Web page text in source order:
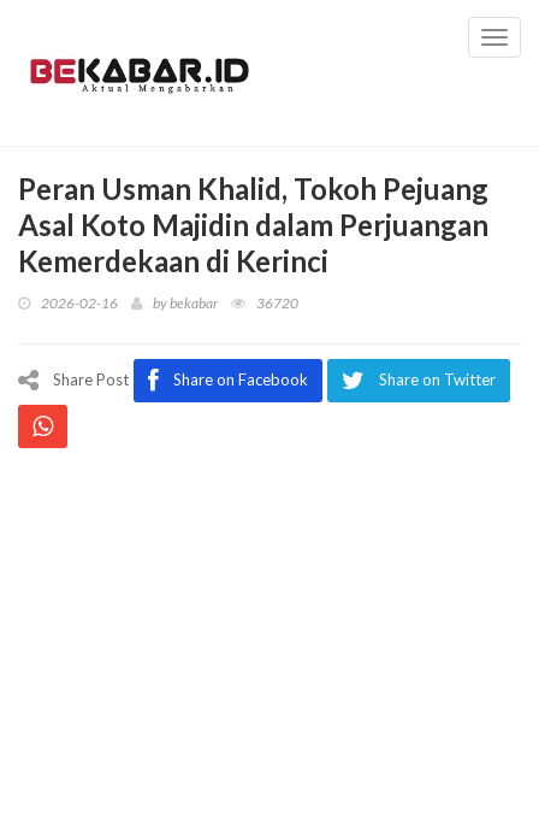
Peran Usman Khalid, Tokoh Pejuang
Asal Koto Majidin dalam Perjuangan
Kemerdekaan di Kerinci
2026-02-16 bybekabar 36720
Share Post Share on Facebook Share on Twitter